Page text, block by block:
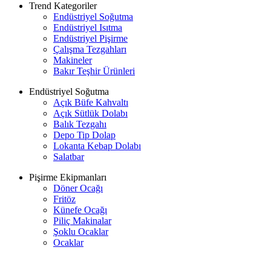
Trend Kategoriler
Endüstriyel Soğutma
Endüstriyel Isıtma
Endüstriyel Pişirme
Çalışma Tezgahları
Makineler
Bakır Teşhir Ürünleri
Endüstriyel Soğutma
Açık Büfe Kahvaltı
Açık Sütlük Dolabı
Balık Tezgahı
Depo Tip Dolap
Lokanta Kebap Dolabı
Salatbar
Pişirme Ekipmanları
Döner Ocağı
Fritöz
Künefe Ocağı
Piliç Makinalar
Şoklu Ocaklar
Ocaklar